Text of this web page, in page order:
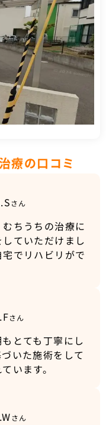
療の口コミ
さん
ちうちの治療に
ていただけまし
でリハビリがで
さん
とても丁寧にし
いた施術をして
います。
さん